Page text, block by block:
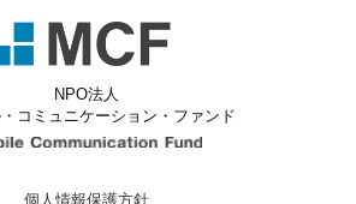
NPO法人
コミュニケーション・ファンド
個人情報保護方針